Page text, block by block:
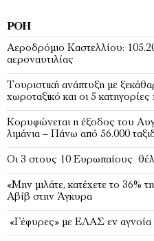
ΡΟΉ
Αεροδρόμιο Καστελλίου:
αεροναυτιλίας
Τουριστική ανάπτυξη με
χωροταξικό και οι 5
Κορυφώνεται η έξοδος του
λιμάνια – Πάνω από 56.000
Οι 3 στους 10 Ευρωπαίους
«Μην μιλάτε, κατέχετε το 36%
Αβίβ στην Άγκυρα
«Γέφυρες» με ΕΛΑΣ εν